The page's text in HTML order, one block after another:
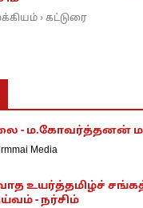
› கட்டுரை
- ம.கோவர்த்தனன்
Media
உயர்த்தமிழ்ச்
- நர்சிம்